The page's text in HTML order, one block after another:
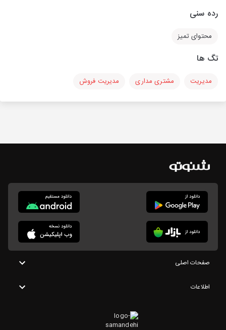
رده سنی
محتوای تمیز
تگ ها
مدیریت مشتری مداری مدیریت فروش
صفحات اصلی
اطلاعات